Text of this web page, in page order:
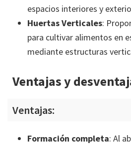
espacios interiores y
Huertas Verticales:
para cultivar alimentos en
mediante estructuras
Ventajas y
Ventajas:
Formación completa: Al